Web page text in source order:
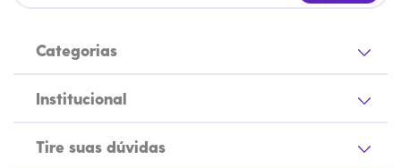
Categorias
Institucional
Tire suas dúvidas